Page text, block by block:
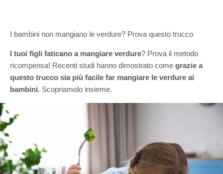
I bambini non mangiano le verdure? Prova questo trucco
I tuoi figli faticano a mangiare verdure? Prova il metodo
ricompensa! Recenti studi hanno dimostrato come grazie a
questo trucco sia più facile far mangiare le verdure ai
bambini. Scopriamolo insieme.